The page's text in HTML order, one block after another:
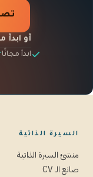
أو ابدأ
ابدأ مجانًا
السيرة الذاتية
منشئ السيرة الذاتية
صانع الـ CV